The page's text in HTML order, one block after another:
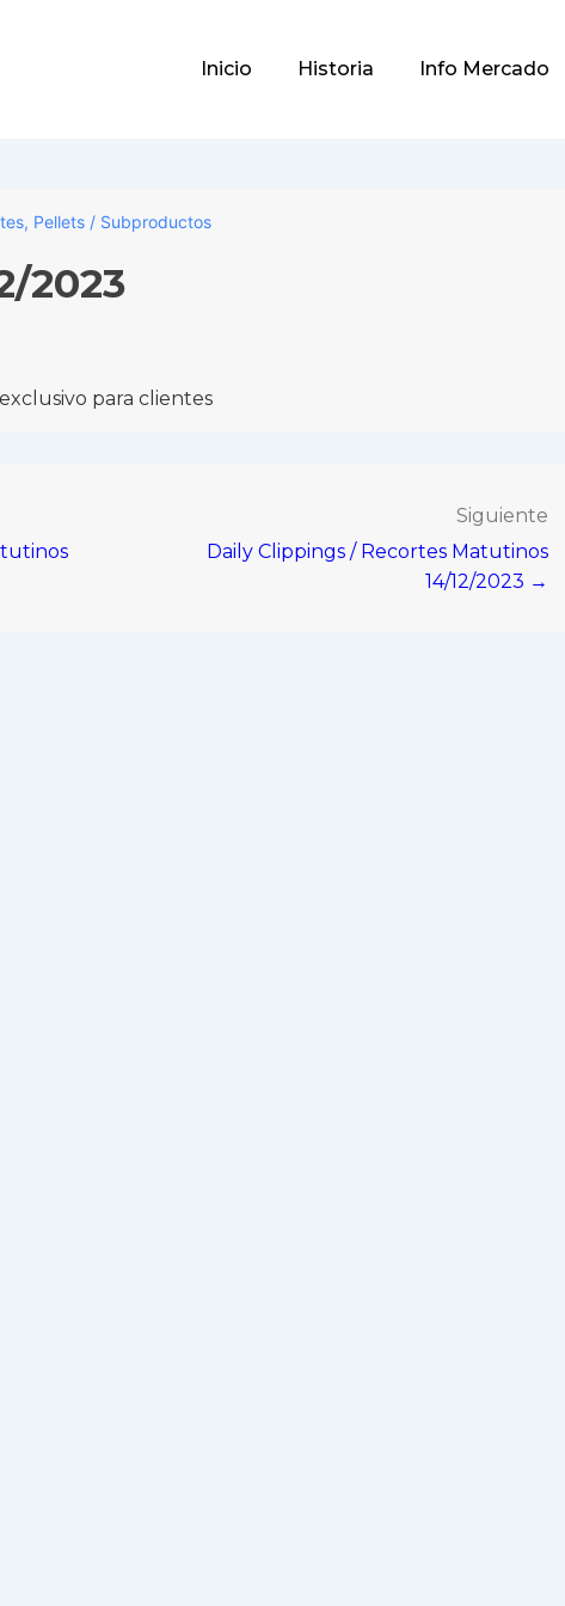
Main
Inicio Historia Info Mercado
, Pellets / Subproductos
2023
para clientes
Siguiente
Daily Clippings / Recortes Matutinos
14/12/2023 →